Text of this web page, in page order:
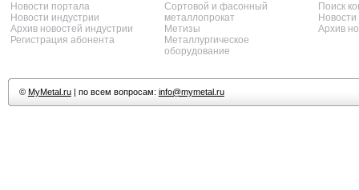
Новости портала
Новости индустрии
Архив новостей индустрии
Регистрация абонента
Сортовой и фасонный
металлопрокат
Метизы
Металлургическое
оборудование
Поиск
Архив
© MyMetal.ru| по всем вопросам: info@mymetal.ru